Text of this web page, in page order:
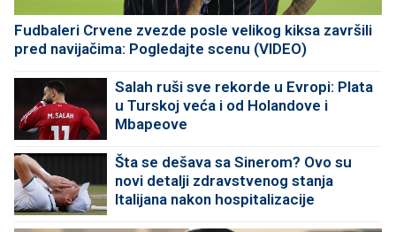
Fudbaleri Crvene zvezde posle velikog kiksa završili
pred navijačima: Pogledajte scenu (VIDEO)
Salah ruši sve rekorde u Evropi: Plata
u Turskoj veća i od Holandove i
Mbapeove
Šta se dešava sa Sinerom? Ovo su
novi detalji zdravstvenog stanja
Italijana nakon hospitalizacije